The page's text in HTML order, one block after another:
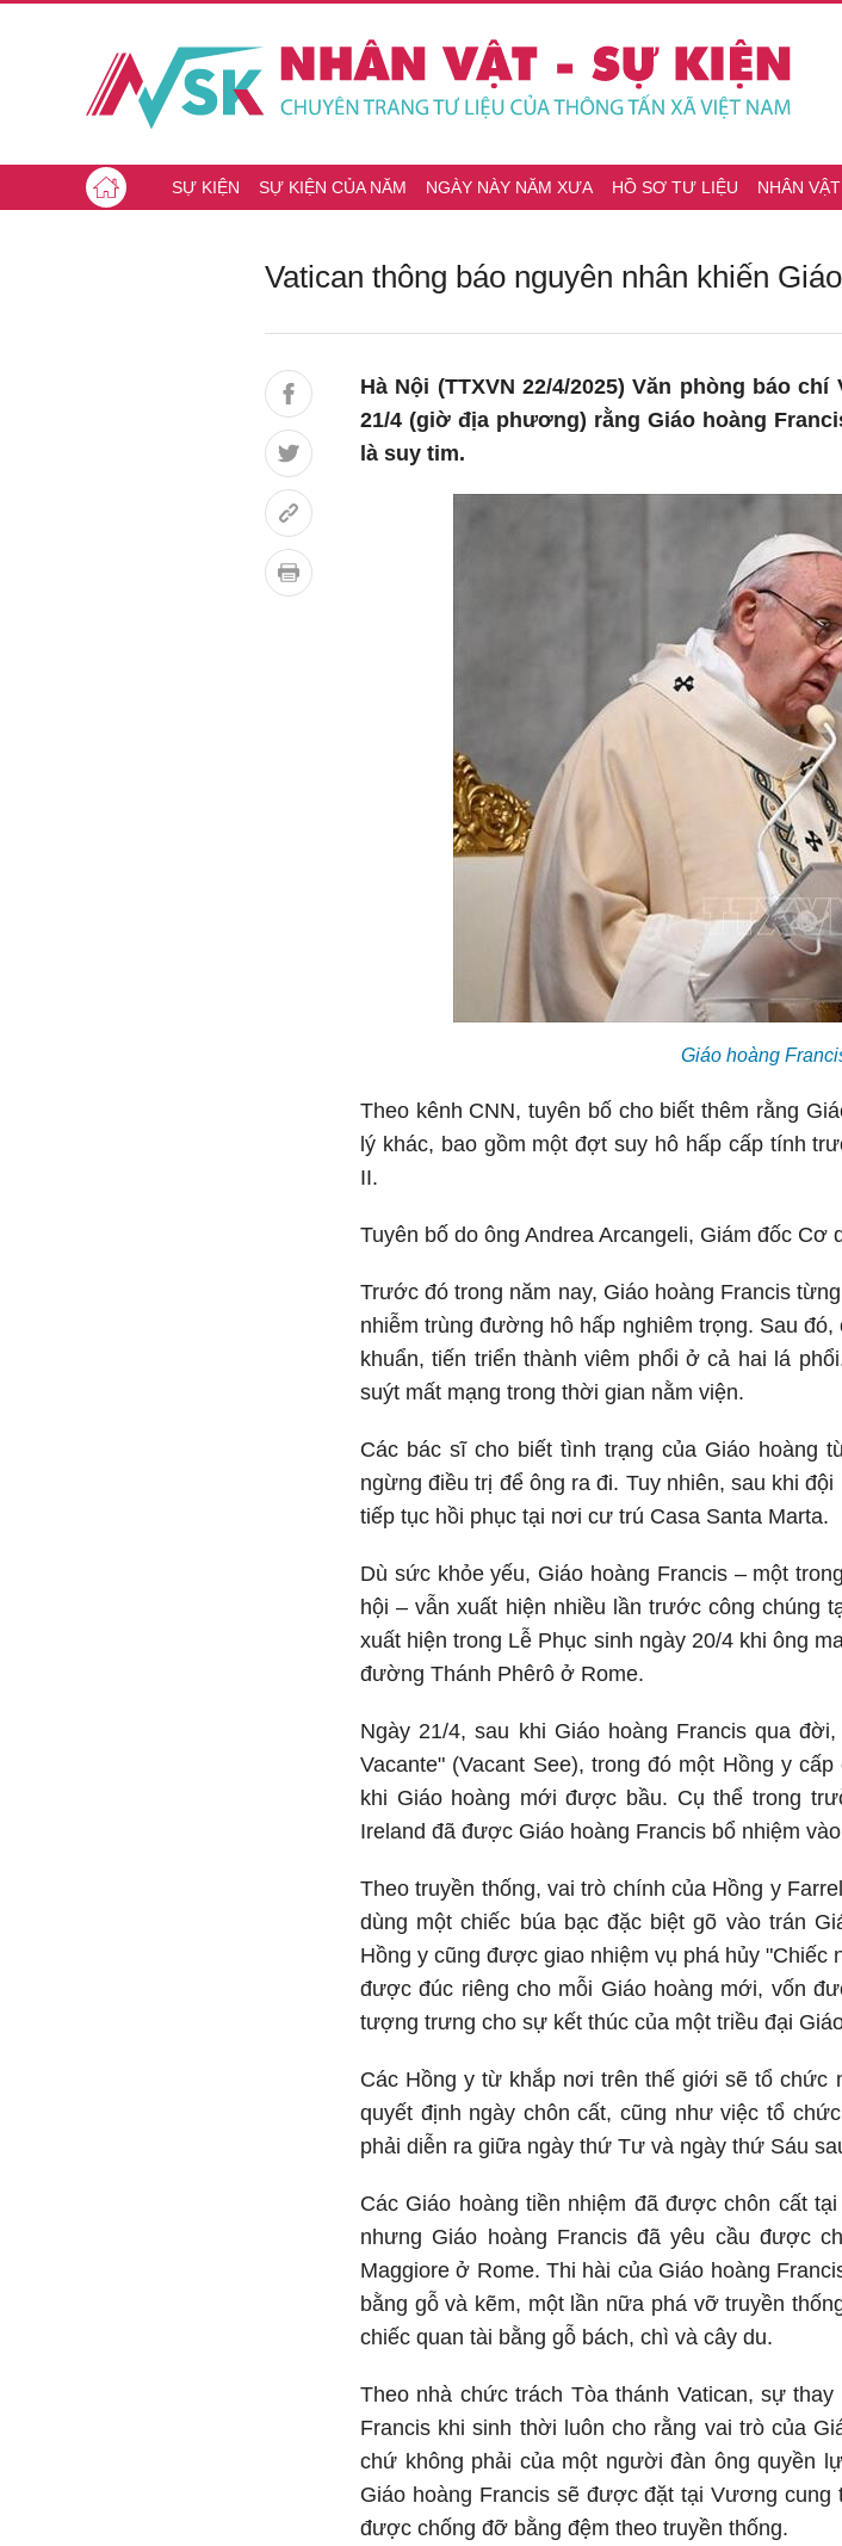
SỰ KIỆN SỰ KIỆN CỦA NĂM NGÀY NÀY NĂM XƯA HỒ SƠ TƯ LIỆU NHÂN VẬT
Vatican thông báo nguyên nhân khiến
Hà Nội (TTXVN 22/4/2025) Văn phòng báo
21/4 (giờ địa phương) rằng Giáo hoàng
là suy tim.
Giáo hoàng
Theo kênh CNN, tuyên bố cho biết thêm rằng
lý khác, bao gồm một đợt suy hô hấp cấp tính
II.
Tuyên bố do ông Andrea Arcangeli, Giám đốc Cơ
Trước đó trong năm nay, Giáo hoàng Francis
nhiễm trùng đường hô hấp nghiêm trọng. Sau
khuẩn, tiến triển thành viêm phổi ở cả hai lá
suýt mất mạng trong thời gian nằm viện.
Các bác sĩ cho biết tình trạng của Giáo hoàng
ngừng điều trị để ông ra đi. Tuy nhiên, sau khi
tiếp tục hồi phục tại nơi cư trú Casa Santa Marta.
Dù sức khỏe yếu, Giáo hoàng Francis – một
hội – vẫn xuất hiện nhiều lần trước công chúng
xuất hiện trong Lễ Phục sinh ngày 20/4 khi ông
đường Thánh Phêrô ở Rome.
Ngày 21/4, sau khi Giáo hoàng Francis qua
Vacante" (Vacant See), trong đó một Hồng y
khi Giáo hoàng mới được bầu. Cụ thể trong
Ireland đã được Giáo hoàng Francis bổ nhiệm
Theo truyền thống, vai trò chính của Hồng y
dùng một chiếc búa bạc đặc biệt gõ vào trán
Hồng y cũng được giao nhiệm vụ phá hủy
được đúc riêng cho mỗi Giáo hoàng mới, vốn
tượng trưng cho sự kết thúc của một triều đại
Các Hồng y từ khắp nơi trên thế giới sẽ tổ chức
quyết định ngày chôn cất, cũng như việc tổ
phải diễn ra giữa ngày thứ Tư và ngày thứ Sáu
Các Giáo hoàng tiền nhiệm đã được chôn cất
nhưng Giáo hoàng Francis đã yêu cầu được
Maggiore ở Rome. Thi hài của Giáo hoàng
bằng gỗ và kẽm, một lần nữa phá vỡ truyền
chiếc quan tài bằng gỗ bách, chì và cây du.
Theo nhà chức trách Tòa thánh Vatican, sự
Francis khi sinh thời luôn cho rằng vai trò của
chứ không phải của một người đàn ông quyền
Giáo hoàng Francis sẽ được đặt tại Vương
được chống đỡ bằng đệm theo truyền thống.